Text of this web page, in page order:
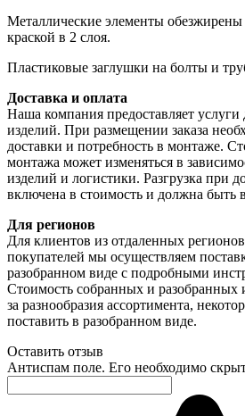
Металлические элементы
краской в 2 слоя.
Пластиковые заглушки на болты и
Доставка и оплата
Наша компания предоставляет
изделий. При размещении заказа
доставки и потребность в монтаже.
монтажа может изменяться в
изделий и логистики. Разгрузка при
включена в стоимость и должна быть
Для регионов
Для клиентов из отдаленных
покупателей мы осуществляем
разобранном виде с подробными
Стоимость собранных и разобранных
за разнообразия ассортимента,
поставить в разобранном виде.
Оставить отзыв
Антиспам поле. Его необходимо